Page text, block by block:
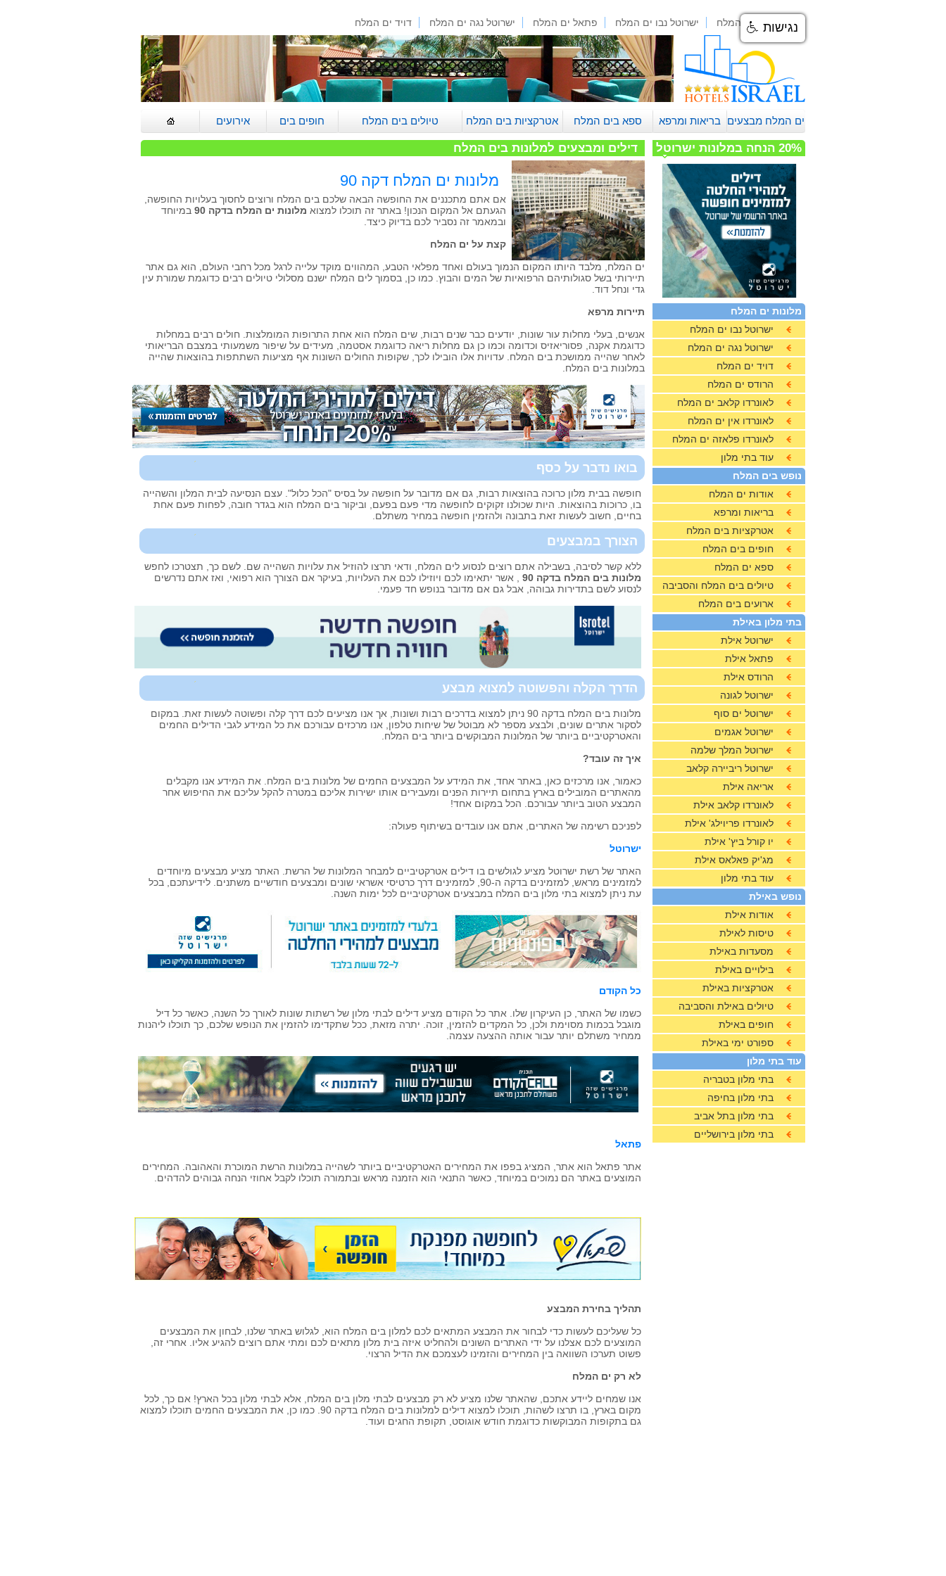
בתי מלון בים המלח ישרוטל נבו ים המלח פתאל ים המלח ישרוטל נגה ים המלח דויד ים המלח
אירועים
חופים בים
טיולים בים המלח אטרקציות בים המלח ספא בים המלח בריאות ומרפא ים המלח מבצעים
דילים ומבצעים למלונות בים המלח
מלונות ים המלח דקה 90
אם אתם מתכננים את החופשה הבאה שלכם בים המלח ורוצים לחסוך בעלויות החופשה,
הגעתם אל המקום הנכון! באתר זה תוכלו למצוא מלונות ים המלח בדקה 90
במיוחד
ובמאמר זה נסביר לכם בדיוק כיצד.
קצת על ים המלח
ים המלח, מלבד היותו המקום הנמוך בעולם ואחד מפלאי הטבע, המהווים מוקד עלייה לרגל מכל רחבי העולם, הוא גם אתר
תיירותי בשל סגולותיהם הרפואיות של המים והבוץ. כמו כן, בסמוך לים המלח ישנם מסלולי טיולים רבים כדוגמת שמורת עין
גדי ונחל דוד.
תיירות מרפא
אנשים, בעלי מחלות עור שונות, יודעים כבר שנים רבות, שים המלח הוא אחת התרופות המומלצות. חולים רבים במחלות
כדוגמת אקנה, פסוריאזיס וכדומה וכמו כן גם מחלות ריאה כדוגמת אסטמה, מעידים על שיפור משמעותי במצבם הבריאותי
לאחר שהייה ממושכת בים המלח. עדויות אלו הובילו לכך, שקופות החולים השונות אף מציעות השתתפות בהוצאות שהייה
במלונות בים המלח.
בואו נדבר על כסף
חופשה בבית מלון כרוכה בהוצאות רבות, גם אם מדובר על חופשה על בסיס "הכל כלול". עצם הנסיעה לבית המלון והשהייה
בו, כרוכות בהוצאות. היות שכולנו זקוקים לחופשה מדי פעם בפעם, וביקור בים המלח הוא בגדר חובה, לפחות פעם אחת
בחיים, חשוב לעשות זאת בתבונה ולהזמין חופשה במחיר משתלם.
הצורך במבצעים
ללא קשר לסיבה, בשבילה אתם רוצים לנסוע לים המלח, ודאי תרצו להוזיל את עלויות השהייה שם. לשם כך, תצטרכו לחפש
מלונות בים המלח בדקה 90
, אשר יתאימו לכם ויוזילו לכם את העלויות, בעיקר אם הצורך הוא רפואי, ואז אתם נדרשים
לנסוע לשם בתדירות גבוהה, אבל גם אם מדובר בנופש חד פעמי.
הדרך הקלה והפשוטה למצוא מבצע
מלונות בים המלח בדקה 90 ניתן למצוא בדרכים רבות ושונות, אך אנו מציעים לכם דרך קלה ופשוטה לעשות זאת. במקום
לסקור אתרים שונים, ולבצע מספר לא מבוטל של שיחות טלפון, אנו מרכזים עבורכם את כל המידע לגבי הדילים החמים
והאטרקטיביים ביותר של המלונות המבוקשים ביותר בים המלח.
איך זה עובד?
כאמור, אנו מרכזים כאן, באתר אחד, את המידע על המבצעים החמים של מלונות בים המלח. את המידע אנו מקבלים
מהאתרים המובילים בארץ בתחום תיירות הפנים ומעבירים אותו ישירות אליכם במטרה להקל עליכם את החיפוש אחר
המבצע הטוב ביותר עבורכם. הכל במקום אחד!
לפניכם רשימה של האתרים, אתם אנו עובדים בשיתוף פעולה:
ישרוטל
האתר של רשת ישרוטל מציע לגולשים בו דילים אטרקטיביים למבחר המלונות של הרשת. האתר מציע מבצעים מיוחדים
למזמינים מראש, למזמינים בדקה ה-90, למזמינים דרך כרטיסי אשראי שונים ומבצעים חודשיים משתנים. לידיעתכם, בכל
עת ניתן למצוא בתי מלון בים המלח במבצעים אטרקטיביים לכל ימות השנה.
כל הקודם
כשמו של האתר, כן העיקרון שלו. אתר כל הקודם מציע דילים לבתי מלון של רשתות שונות לאורך כל השנה, כאשר כל דיל
מוגבל בכמות מסוימת ולכן, כל המקדים להזמין, זוכה. יתרה מזאת, ככל שתקדימו להזמין את הנופש שלכם, כך תוכלו ליהנות
ממחיר משתלם יותר עבור אותה ההצעה עצמה.
פתאל
אתר פתאל הוא אתר, המציג בפפו את המחירים האטרקטיביים ביותר לשהייה במלונות הרשת המוכרת והאהובה. המחירים
המוצעים באתר הם נמוכים במיוחד, כאשר התנאי הוא הזמנה מראש ובתמורה תוכלו לקבל אחוזי הנחה גבוהים להדהים.
תהליך בחירת המבצע
כל שעליכם לעשות כדי לבחור את המבצע המתאים לכם למלון בים המלח הוא, לגלוש באתר שלנו, לבחון את המבצעים
המוצעים לכם אצלנו על ידי האתרים השונים ולהחליט איזה בית מלון מתאים לכם ומתי אתם רוצים להגיע אליו. אחרי זה,
פשוט תערכו השוואה בין המחירים והזמינו לעצמכם את הדיל הרצוי.
לא רק ים המלח
אנו שמחים ליידע אתכם, שהאתר שלנו מציע לא רק מבצעים לבתי מלון בים המלח, אלא לבתי מלון בכל הארץ! אם כך, לכל
מקום בארץ, בו תרצו לשהות, תוכלו למצוא דילים למלונות בים המלח בדקה 90. כמו כן, את המבצעים החמים תוכלו למצוא
גם בתקופות המבוקשות כדוגמת חודש אוגוסט, תקופת החגים ועוד.
20% הנחה במלונות ישרוטל
מלונות ים המלח
ישרוטל נבו ים המלח
ישרוטל נגה ים המלח
דויד ים המלח
הרודס ים המלח
לאונרדו קלאב ים המלח
לאונרדו אין ים המלח
לאונרדו פלאזה ים המלח
עוד בתי מלון
נופש בים המלח
אודות ים המלח
בריאות ומרפא
אטרקציות בים המלח
חופים בים המלח
ספא ים המלח
טיולים בים המלח והסביבה
ארועים בים המלח
בתי מלון באילת
ישרוטל אילת
פתאל אילת
הרודס אילת
ישרוטל לגונה
ישרוטל ים סוף
ישרוטל אגמים
ישרוטל המלך שלמה
ישרוטל ריביירה קלאב
אריאה אילת
לאונרדו קלאב אילת
לאונרדו פריוילג' אילת
יו קורל ביץ' אילת
מג'יק פאלאס אילת
עוד בתי מלון
נופש באילת
אודות אילת
טיסות לאילת
מסעדות באילת
בילויים באילת
אטרקציות באילת
טיולים באילת והסביבה
חופים באילת
ספורט ימי באילת
עוד בתי מלון
בתי מלון בטבריה
בתי מלון בחיפה
בתי מלון בתל אביב
בתי מלון בירושליים
נגישות